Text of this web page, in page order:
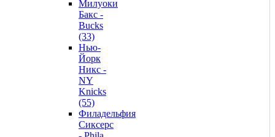
Милуоки
Бакс -
Bucks
(33)
Нью-
Йорк
Никс -
NY
Knicks
(55)
Филадельфия
Сиксерс